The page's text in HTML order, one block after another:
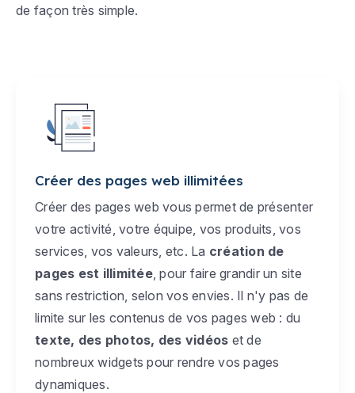
de façon très simple.
Créer des pages web illimitées
Créer des pages web vous permet de présenter
votre activité, votre équipe, vos produits, vos
services, vos valeurs, etc. La création de
pages est illimitée, pour faire grandir un site
sans restriction, selon vos envies. Il n'y pas de
limite sur les contenus de vos pages web : du
texte, des photos, des vidéos et de
nombreux widgets pour rendre vos pages
dynamiques.